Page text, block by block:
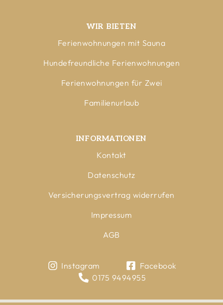
WIR BIETEN
Ferienwohnungen mit Sauna
Hundefreundliche Ferienwohnungen
Ferienwohnungen für Zwei
Familienurlaub
INFORMATIONEN
Kontakt
Datenschutz
Versicherungsvertrag widerrufen
Impressum
AGB
Instagram
Facebook
0175 9494955